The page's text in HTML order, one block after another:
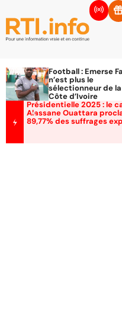
Football : Emerse
n’est plus le
sélectionneur de la
Côte d’Ivoire
Présidentielle 2025 : le
Alassane Ouattara
89,77% des suffrages